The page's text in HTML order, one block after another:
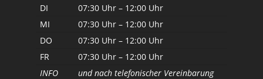
DI
07:30 Uhr – 12:00 Uhr
MI
07:30 Uhr – 12:00 Uhr
DO
07:30 Uhr – 12:00 Uhr
FR
07:30 Uhr – 12:00 Uhr
INFO
und nach telefonischer Vereinbarung